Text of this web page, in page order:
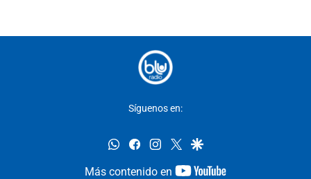
Síguenos en:
whatsappfacebookinstagram
twittergoogle
Más contenido en
youtube-